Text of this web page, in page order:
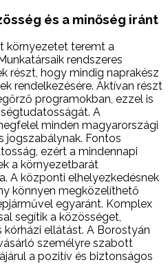
és a minőség iránt
környezetet teremt a
rendszeres
részt, hogy mindig naprakész
rendelkezésére. Aktívan részt
programokban, ezzel is
A
minden magyarországi
jogszabálynak. Fontos
ezért a mindennapi
a környezetbarát
A központi elhelyezkedésnek
könnyen megközelíthető
egyaránt. Komplex
segítik a közösséget,
ellátást. A Borostyán
személyre szabott
a pozitív és biztonságos